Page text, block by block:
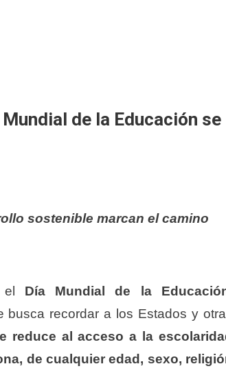
de la Educación se
sostenible marcan el camino
el Día Mundial de la
busca recordar a los Estados y
reduce al acceso a la
de cualquier edad, sexo,